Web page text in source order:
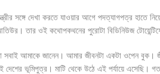
সঙ্গে দেখা করতে যাওয়ার আগে পদত্যাগপত্র হাতে
তার ওই কথোপকথনের পুরোটা বিডিনিউজ
সবাই আমাকে জানেন। আমার জীবনটা একটা ওপেন বুক।
ভূমিপুত্র। মাটি থেকে উঠে এই পর্যায়ে এসেছি।